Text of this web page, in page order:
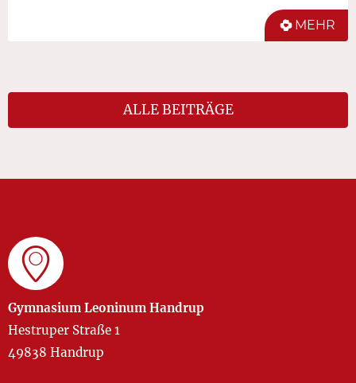
MEHR
ALLE BEITRÄGE
Gymnasium Leoninum Handrup
Hestruper Straße 1
49838 Handrup